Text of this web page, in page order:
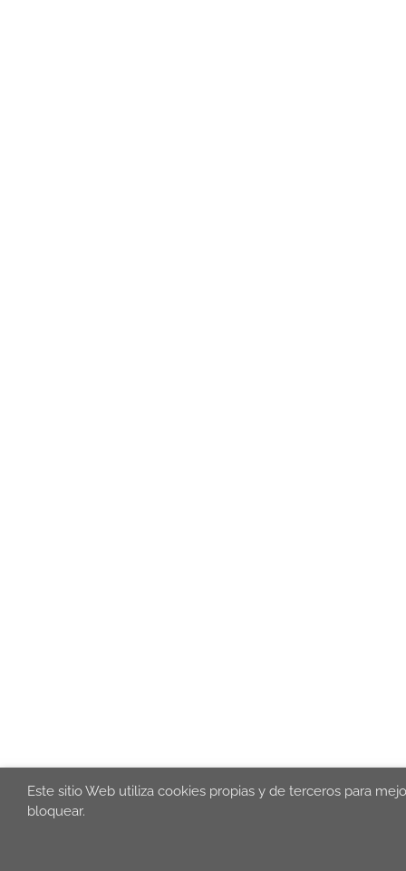
Este sitio Web utiliza cookies propias y de terceros para
bloquear.